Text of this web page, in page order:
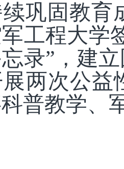
固教育成
工程大学
录”，建
两次公益
普教学、